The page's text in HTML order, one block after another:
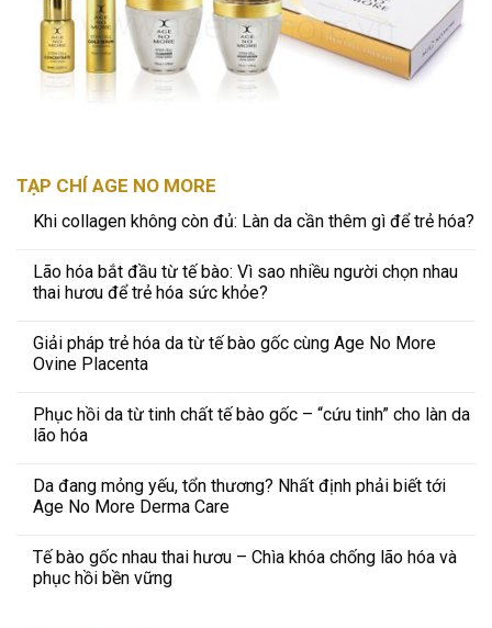
TẠP CHÍ AGE NO MORE
Khi collagen không còn đủ: Làn da cần thêm gì để trẻ hóa?
Lão hóa bắt đầu từ tế bào: Vì sao nhiều người chọn nhau
thai hươu để trẻ hóa sức khỏe?
Giải pháp trẻ hóa da từ tế bào gốc cùng Age No More
Ovine Placenta
Phục hồi da từ tinh chất tế bào gốc – “cứu tinh” cho làn da
lão hóa
Da đang mỏng yếu, tổn thương? Nhất định phải biết tới
Age No More Derma Care
Tế bào gốc nhau thai hươu – Chìa khóa chống lão hóa và
phục hồi bền vững